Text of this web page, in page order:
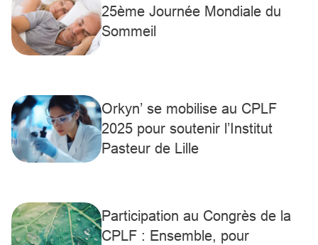
25ème Journée Mondiale du
Sommeil
Orkyn’ se mobilise au CPLF
2025 pour soutenir l’Institut
Pasteur de Lille
Participation au Congrès de la
CPLF : Ensemble, pour